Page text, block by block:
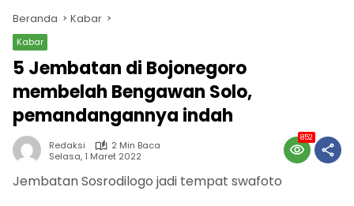
Beranda Kabar
Kabar
5 Jembatan di Bojonegoro
membelah Bengawan Solo,
pemandangannya indah
Redaksi
2 Min Baca
Selasa, 1 Maret 2022
852
Jembatan Sosrodilogo jadi tempat swafoto